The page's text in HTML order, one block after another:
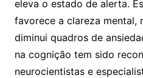
eleva o estado de alerta.
favorece a clareza mental,
diminui quadros de
na cognição tem sido
neurocientistas e